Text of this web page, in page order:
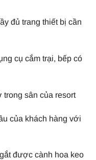
đủ trang thiết bị cần
cụ cắm trại, bếp có
trong sân của resort
của khách hàng với
được cành hoa keo